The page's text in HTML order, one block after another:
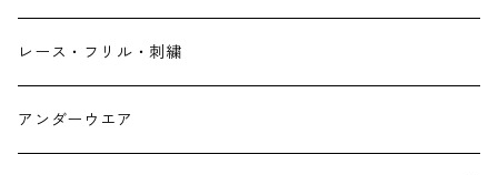
ストール
つけ襟
レース・フリル・刺繍
アンダーウエア